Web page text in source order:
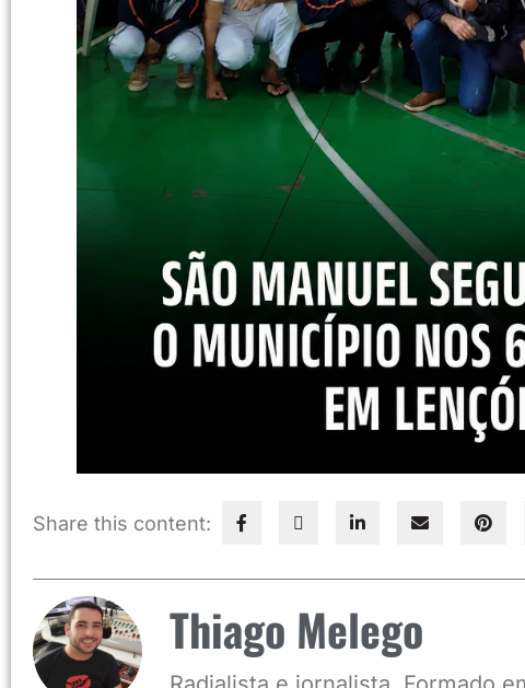
Share this content:
Thiago Melego